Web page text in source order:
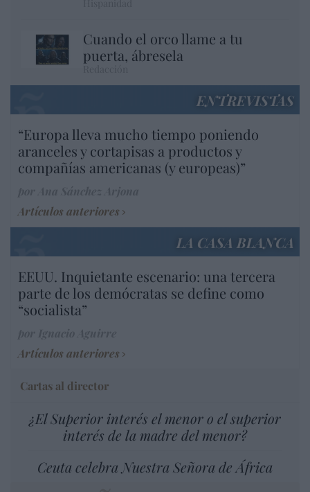
Cuando el orco llame a tu
puerta, ábresela
ENTREVISTAS
“Europa lleva mucho tiempo poniendo
aranceles y cortapisas a productos y
compañías americanas (y europeas)”
Artículos anteriores
LA CASA BLANCA
EEUU. Inquietante escenario: una tercera
parte de los demócratas se define como
“socialista”
Artículos anteriores
Cartas al director
¿El Superior interés el menor o el superior
interés de la madre del menor?
Ceuta celebra Nuestra Señora de África